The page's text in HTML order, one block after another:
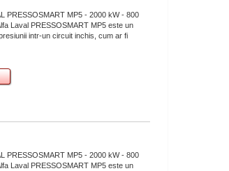
PRESSOSMART MP5 - 2000 kW - 800
Laval PRESSOSMART MP5 este un
intr-un circuit inchis, cum ar fi
PRESSOSMART MP5 - 2000 kW - 800
Laval PRESSOSMART MP5 este un